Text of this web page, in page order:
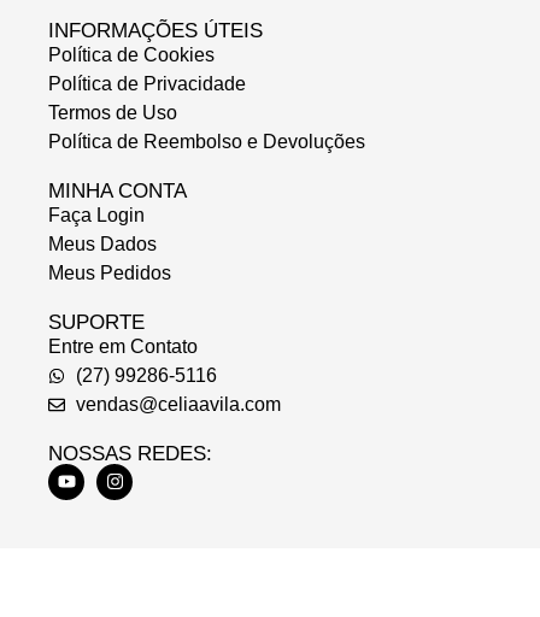
INFORMAÇÕES ÚTEIS
Política de Cookies
Política de Privacidade
Termos de Uso
Política de Reembolso e Devoluções
MINHA CONTA
Faça Login
Meus Dados
Meus Pedidos
SUPORTE
Entre em Contato
(27) 99286-5116
vendas@celiaavila.com
NOSSAS REDES: